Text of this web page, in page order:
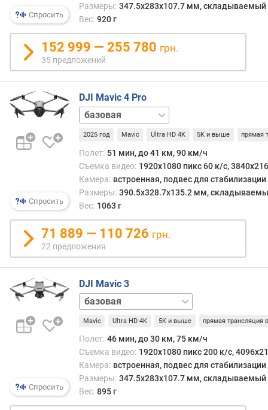
г
и
х
к
д
е
е
в
м
т
з
ы
в
п
а
т
б
а
Спросить
Размеры: 347.5x283x107.7 мм, складываемый
Вес: 920 г
152 999 — 255 780 грн.
35 предложений
Спросить
DJI Mavic 4 Pro
Creator
ComboFly
More
Combo
2025 год Mavic Ultra HD 4K 5K и выше прямая
Полет: 51 мин, до 41 км, 90 км/ч
Съемка видео: 1920x1080 пикс 60 к/с,
Камера: встроенная, подвес для стабилизации
Размеры: 390.5x328.7x135.2 мм,
Вес: 1063 г
71 889 — 110 726 грн.
22 предложения
Спросить
DJI Mavic 3
Cine
Premium
Combo
Fly
More
Combo
Mavic Ultra HD 4K 5K и выше прямая трансляция
Полет: 46 мин, до 30 км, 75 км/ч
Съемка видео: 1920x1080 пикс 200 к/с,
Камера: встроенная, подвес для стабилизации
Размеры: 347.5x283x107.7 мм, складываемый
Вес: 895 г